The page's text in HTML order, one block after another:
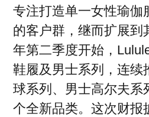
专注打造单一女性瑜伽
的客户群，继而扩展到
年第二季度开始，
鞋履及男士系列，连续
球系列、男士高尔夫系
个全新品类。这次财报